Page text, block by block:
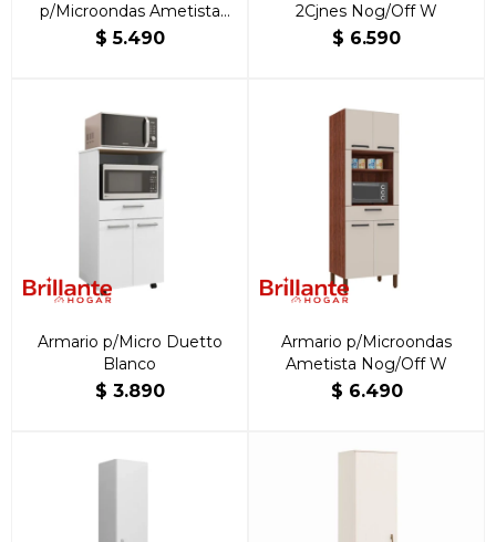
p/Microondas Ametista
Nog/Off W
$ 5.490
2Cjnes Nog/Off W
$ 6.590
Armario p/Micro Duetto
Blanco
$ 3.890
Armario p/Microondas
Ametista Nog/Off W
$ 6.490